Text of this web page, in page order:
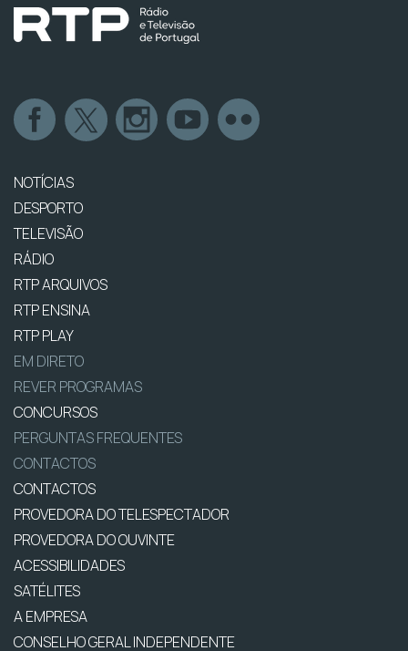
NOTÍCIAS
DESPORTO
TELEVISÃO
RÁDIO
RTP ARQUIVOS
RTP ENSINA
RTP PLAY
EM DIRETO
REVER PROGRAMAS
CONCURSOS
PERGUNTAS FREQUENTES
CONTACTOS
CONTACTOS
PROVEDORA DO TELESPECTADOR
PROVEDORA DO OUVINTE
ACESSIBILIDADES
SATÉLITES
A EMPRESA
CONSELHO GERAL INDEPENDENTE